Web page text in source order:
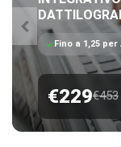
Fino a 1,25 per
€229€453